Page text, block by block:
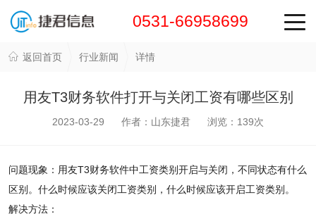
0531-66958699
返回首页 行业新闻 详情
用友T3财务软件打开与关闭工资有哪些区别
2023-03-29 作者：山东捷君 浏览： 139次
问题现象：用友T3财务软件中工资类别开启与关闭，不同状态有什么
区别。什么时候应该关闭工资类别，什么时候应该开启工资类别。
解决方法：